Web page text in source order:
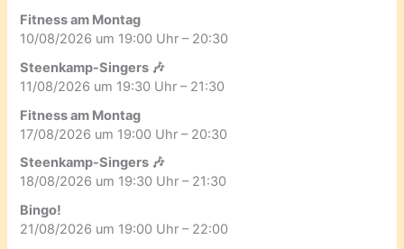
Fitness am Montag
10/08/2026 um 19:00 Uhr – 20:30
Steenkamp-Singers 🎶
11/08/2026 um 19:30 Uhr – 21:30
Fitness am Montag
17/08/2026 um 19:00 Uhr – 20:30
Steenkamp-Singers 🎶
18/08/2026 um 19:30 Uhr – 21:30
Bingo!
21/08/2026 um 19:00 Uhr – 22:00